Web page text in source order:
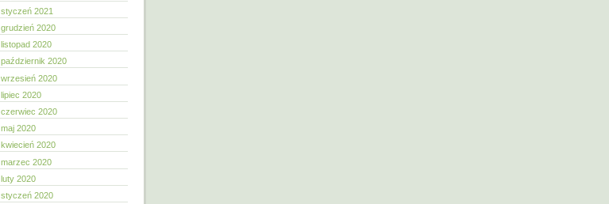
styczeń 2021
grudzień 2020
listopad 2020
październik 2020
wrzesień 2020
lipiec 2020
czerwiec 2020
maj 2020
kwiecień 2020
marzec 2020
luty 2020
styczeń 2020